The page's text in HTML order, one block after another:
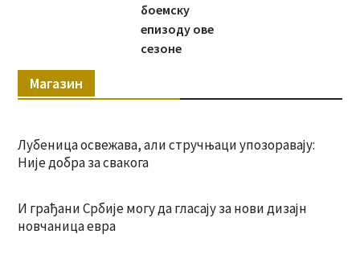
боемску
епизоду ове
сезоне
Магазин
Лубеница освежава, али стручњаци упозоравају:
Није добра за свакога
И грађани Србије могу да гласају за нови дизајн
новчаница евра